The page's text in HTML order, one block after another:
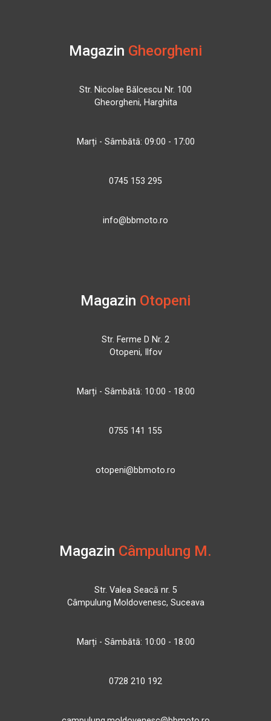
Magazin Gheorgheni
Str. Nicolae Bălcescu Nr. 100
Gheorgheni, Harghita
Marți - Sâmbătă: 09:00 - 17:00
0745 153 295
info@bbmoto.ro
Magazin Otopeni
Str. Ferme D Nr. 2
Otopeni, Ilfov
Marți - Sâmbătă: 10:00 - 18:00
0755 141 155
otopeni@bbmoto.ro
Magazin Câmpulung M.
Str. Valea Seacă nr. 5
Câmpulung Moldovenesc, Suceava
Marți - Sâmbătă: 10:00 - 18:00
0728 210 192